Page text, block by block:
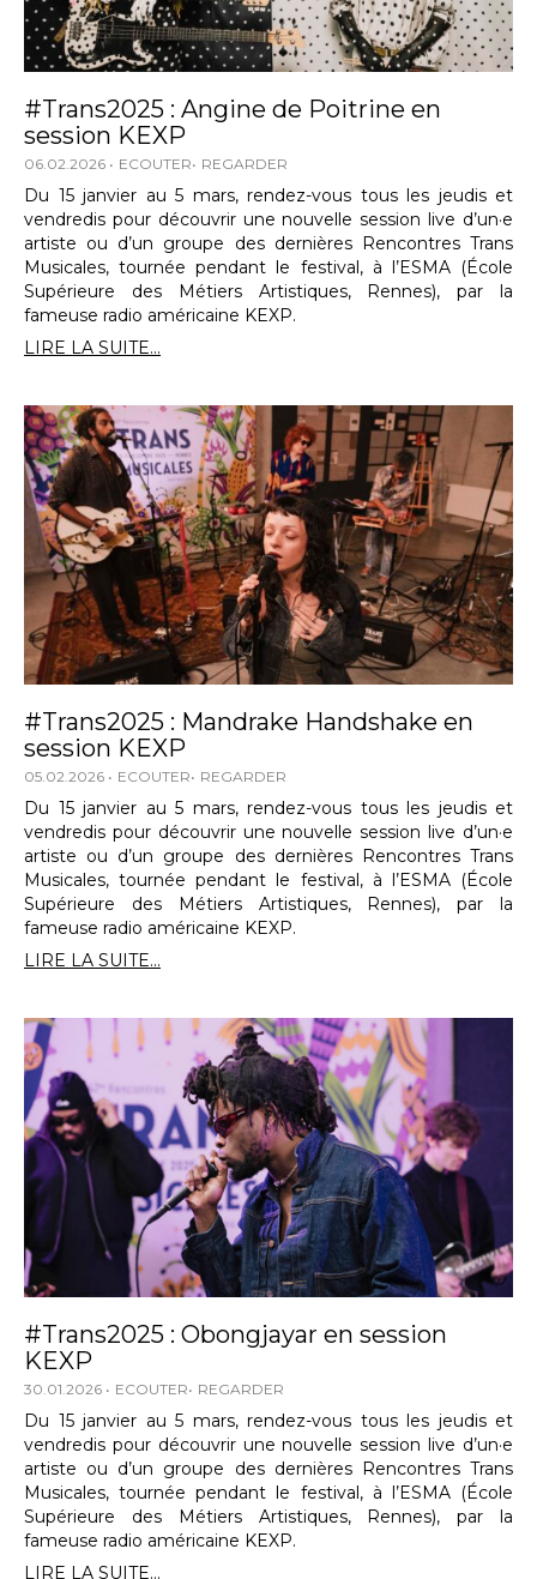
#Trans2025 : Angine de Poitrine en
session KEXP
06.02.2026 ECOUTER REGARDER
Du 15 janvier au 5 mars, rendez-vous tous les jeudis et
vendredis pour découvrir une nouvelle session live d’un·e
artiste ou d’un groupe des dernières Rencontres Trans
Musicales, tournée pendant le festival, à l’ESMA (École
Supérieure des Métiers Artistiques, Rennes), par la
fameuse radio américaine KEXP.
LIRE LA SUITE...
#Trans2025 : Mandrake Handshake en
session KEXP
05.02.2026 ECOUTER REGARDER
Du 15 janvier au 5 mars, rendez-vous tous les jeudis et
vendredis pour découvrir une nouvelle session live d’un·e
artiste ou d’un groupe des dernières Rencontres Trans
Musicales, tournée pendant le festival, à l’ESMA (École
Supérieure des Métiers Artistiques, Rennes), par la
fameuse radio américaine KEXP.
LIRE LA SUITE...
#Trans2025 : Obongjayar en session
KEXP
30.01.2026 ECOUTER REGARDER
Du 15 janvier au 5 mars, rendez-vous tous les jeudis et
vendredis pour découvrir une nouvelle session live d’un·e
artiste ou d’un groupe des dernières Rencontres Trans
Musicales, tournée pendant le festival, à l’ESMA (École
Supérieure des Métiers Artistiques, Rennes), par la
fameuse radio américaine KEXP.
LIRE LA SUITE...